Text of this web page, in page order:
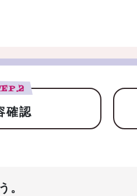
2
確認